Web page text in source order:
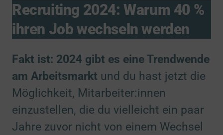
Recruiting 2024: Warum 40 %
ihren Job wechseln werden
Fakt ist: 2024 gibt es eine Trendwende
am Arbeitsmarkt und du hast jetzt die
Möglichkeit, Mitarbeiter:innen
einzustellen, die du vielleicht ein paar
Jahre zuvor nicht von einem Wechsel